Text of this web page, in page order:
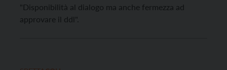
"Disponibilità al dialogo ma anche fermezza ad
approvare il ddl".